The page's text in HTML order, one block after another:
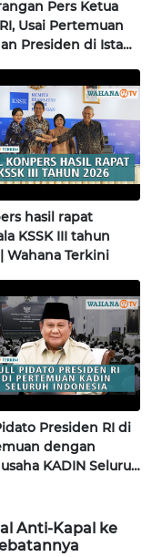
Pers Ketua
Usai Pertemuan
Presiden di Istana
hasil rapat
KSSK III tahun
Wahana Terkini
Presiden RI di
dengan
KADIN Seluruh
Anti-Kapal ke